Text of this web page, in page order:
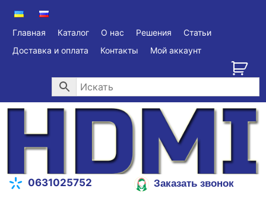
Главная Каталог О нас Решения
Статьи
Доставка и оплата
Контакты Мой аккаунт
0631025752
Заказать звонок